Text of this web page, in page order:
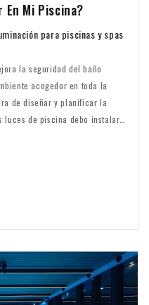
En Mi Piscina?
para piscinas y spas
la seguridad del baño
acogedor en toda la
de diseñar y planificar la
de piscina debo instalar?
el número de luces de la